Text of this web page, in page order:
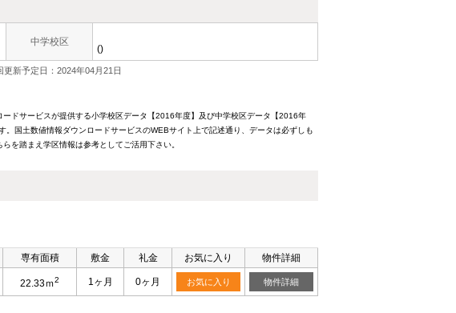
中学校区
()
更新予定日：2024年04月21日
ドサービスが提供する小学校区データ【2016年度】及び中学校区データ【2016年
国土数値情報ダウンロードサービスのWEBサイト上で記述通り、データは必ずしも
を踏まえ学区情報は参考としてご活用下さい。
専有面積 敷金 礼金 お気に入り 物件詳細
22.33ｍ2 1ヶ月 0ヶ月 お気に入り 物件詳細